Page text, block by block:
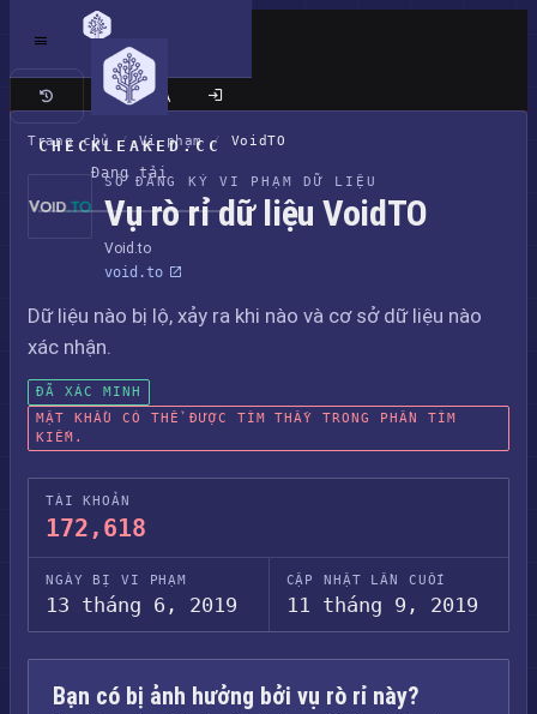
CHECKLEAKED.CC
Đang tải
Trang cổ điển
Trang chủ / Vi phạm / VoidTO
SỔ ĐĂNG KÝ VI PHẠM DỮ LIỆU
Vụ rò rỉ dữ liệu VoidTO
Void.to
void.to
Dữ liệu nào bị lộ, xảy ra khi nào và cơ sở dữ liệu nào
xác nhận.
ĐÃ XÁC MINH
MẬT KHẨU CÓ THỂ ĐƯỢC TÌM THẤY TRONG PHẦN TÌM
KIẾM.
TÀI KHOẢN
172,618
NGÀY BỊ VI PHẠM
13 tháng 6, 2019
CẬP NHẬT LẦN CUỐI
11 tháng 9, 2019
Bạn có bị ảnh hưởng bởi vụ rò rỉ này?